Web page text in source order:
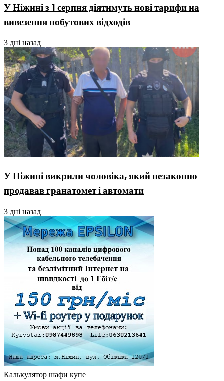
У Ніжині з 1 серпня діятимуть нові тарифи на
вивезення побутових відходів
3 дні назад
У Ніжині викрили чоловіка, який незаконно
продавав гранатомет і автомати
3 дні назад
Калькулятор шафи купе